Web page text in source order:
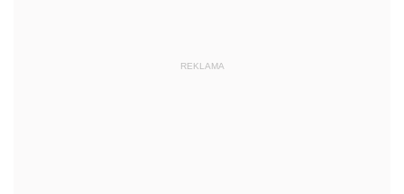
REKLAMA